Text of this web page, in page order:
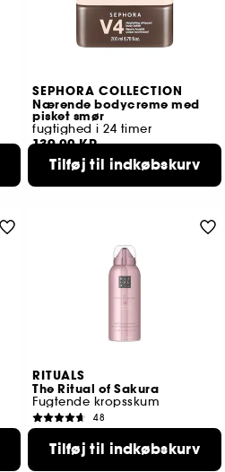
SEPHORA COLLECTION
Nærende bodycreme med
pisket smør
fugtighed i 24 timer
139,00 KR
3 størrelser tilgængelige
Tilføj til indkøbskurv
RITUALS
The Ritual of Sakura
Fugtende kropsskum
48
Tilføj til indkøbskurv